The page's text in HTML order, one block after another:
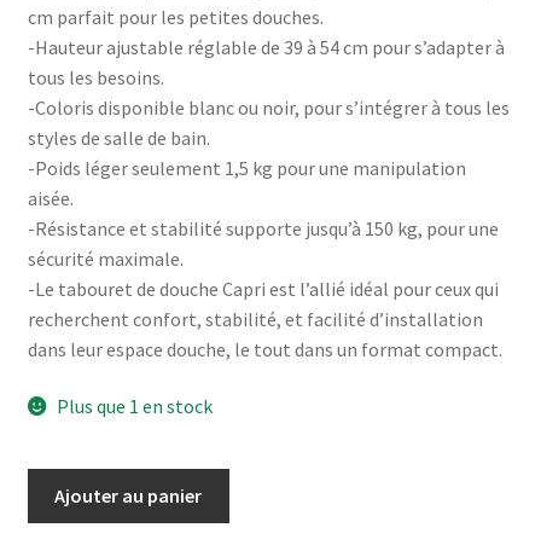
cm parfait pour les petites douches.
-Hauteur ajustable réglable de 39 à 54 cm pour s’adapter à
tous les besoins.
-Coloris disponible blanc ou noir, pour s’intégrer à tous les
styles de salle de bain.
-Poids léger seulement 1,5 kg pour une manipulation
aisée.
-Résistance et stabilité supporte jusqu’à 150 kg, pour une
sécurité maximale.
-Le tabouret de douche Capri est l’allié idéal pour ceux qui
recherchent confort, stabilité, et facilité d’installation
dans leur espace douche, le tout dans un format compact.
Plus que 1 en stock
Ajouter au panier